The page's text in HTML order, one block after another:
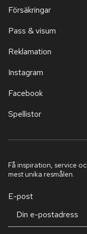
Försäkringar
Pass & visum
Reklamation
Instagram
Facebook
Spellistor
Få inspiration, service
mest unika resmålen.
E-post